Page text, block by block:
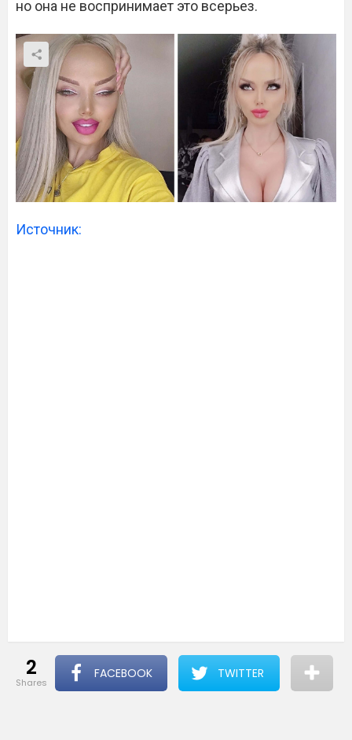
но она не воспринимает это всерьез.
Источник:
2
shares
FACEBOOK TWITTER